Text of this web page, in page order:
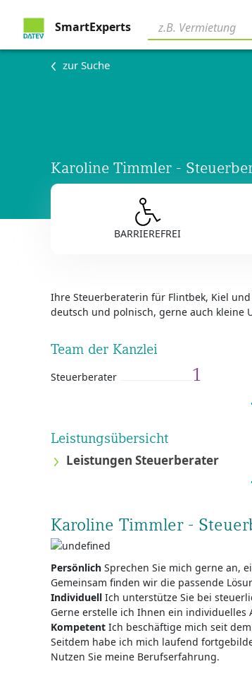
SmartExperts
zur Suche
Karoline Timmler -
BARRIEREFREI
Ihre Steuerberaterin für Flintbek, Kiel
deutsch und polnisch, gerne auch kleine
Team der Kanzlei
Steuerberater 1
Leistungsübersicht
Leistungen Steuerberater
Karoline Timmler -
Persönlich Sprechen Sie mich gerne an,
Gemeinsam finden wir die passende
Individuell Ich unterstütze Sie bei
Gerne erstelle ich Ihnen ein individuelles
Kompetent Ich beschäftige mich seit
Seitdem habe ich mich laufend
Nutzen Sie meine Berufserfahrung.